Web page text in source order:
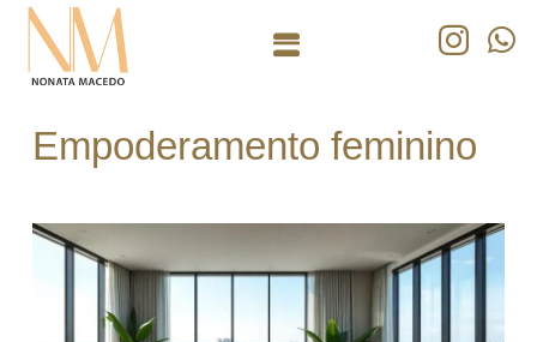
Empoderamento feminino